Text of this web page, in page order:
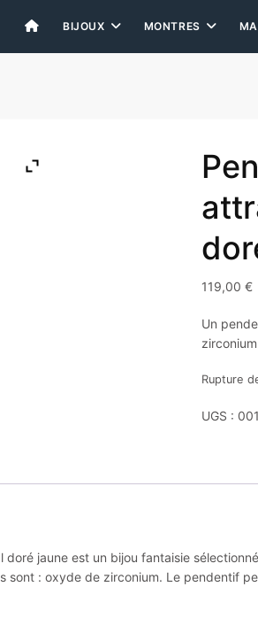
BIJOUX MONTRES
119,00 €
Un
Rupture
UGS :
jaune est un bijou fantaisie
sont : oxyde de zirconium. Le pendentif